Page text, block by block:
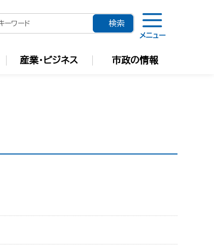
メニュー
産業・ビジネス 市政の情報